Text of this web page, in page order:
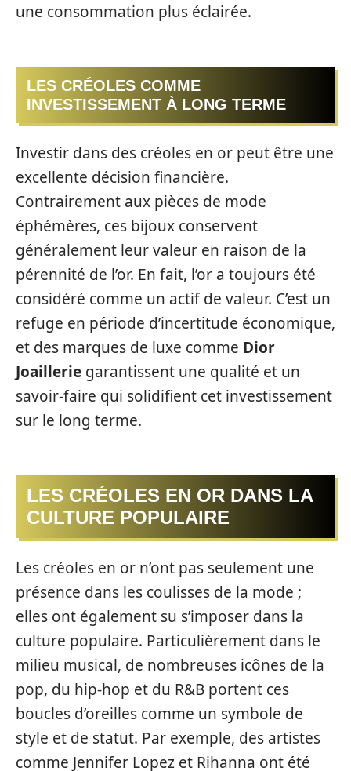
une consommation plus éclairée.
LES CRÉOLES COMME
INVESTISSEMENT À LONG TERME
Investir dans des créoles en or peut être une
excellente décision financière.
Contrairement aux pièces de mode
éphémères, ces bijoux conservent
généralement leur valeur en raison de la
pérennité de l’or. En fait, l’or a toujours été
considéré comme un actif de valeur. C’est un
refuge en période d’incertitude économique,
et des marques de luxe comme Dior
Joaillerie garantissent une qualité et un
savoir-faire qui solidifient cet investissement
sur le long terme.
LES CRÉOLES EN OR DANS LA
CULTURE POPULAIRE
Les créoles en or n’ont pas seulement une
présence dans les coulisses de la mode ;
elles ont également su s’imposer dans la
culture populaire. Particulièrement dans le
milieu musical, de nombreuses icônes de la
pop, du hip-hop et du R&B portent ces
boucles d’oreilles comme un symbole de
style et de statut. Par exemple, des artistes
comme Jennifer Lopez et Rihanna ont été